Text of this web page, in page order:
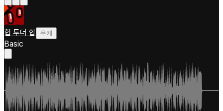
힙 투더 합 우케
Basic